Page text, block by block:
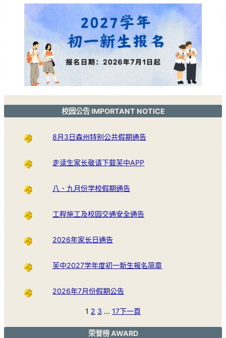
校园公告 IMPORTANT NOTICE
8月3日森州特别公共假期通告
走读生家长敬请下载芙中APP
八、九月份学校假期通告
工程施工及校园交通安全通告
2026年家长日通告
芙中2027学年度初一新生报名简章
2026年7月份假期公告
1 2 3 … 17下一頁
荣誉榜 AWARD